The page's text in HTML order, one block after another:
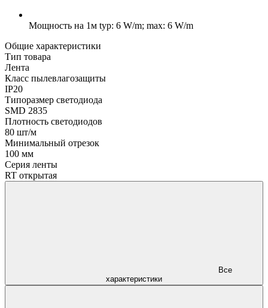
Мощность на 1м typ: 6 W/m; max: 6 W/m
Общие характеристики
Тип товара
Лента
Класс пылевлагозащиты
IP20
Типоразмер светодиода
SMD 2835
Плотность светодиодов
80 шт/м
Минимальный отрезок
100 мм
Серия ленты
RT открытая
характеристики